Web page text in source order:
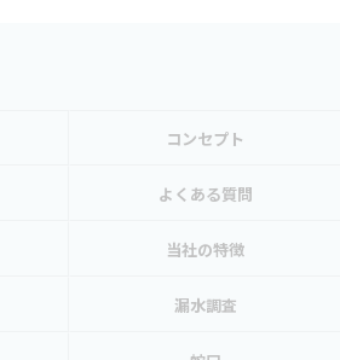
コンセプト
よくある質問
当社の特徴
漏水調査